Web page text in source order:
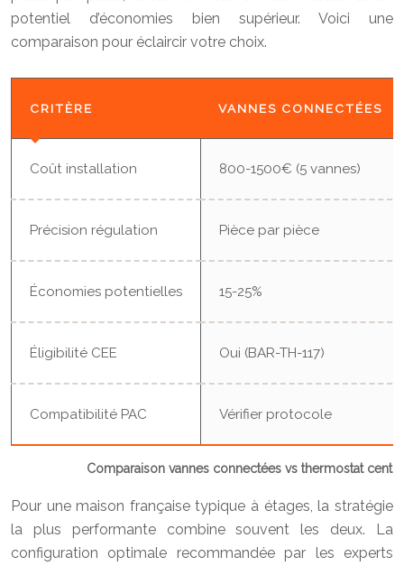
potentiel d’économies bien supérieur. Voici une
comparaison pour éclaircir votre choix.
Comparaison vannes connectées vs thermostat
CRITÈRE VANNES CONNECTÉES
Coût installation 800-1500€ (5 vannes)
Précision régulation Pièce par pièce
Économies potentielles 15-25%
Éligibilité CEE Oui (BAR-TH-117)
Compatibilité PAC Vérifier protocole
Pour une maison française typique à étages, la stratégie
la plus performante combine souvent les deux. La
configuration optimale recommandée par les experts